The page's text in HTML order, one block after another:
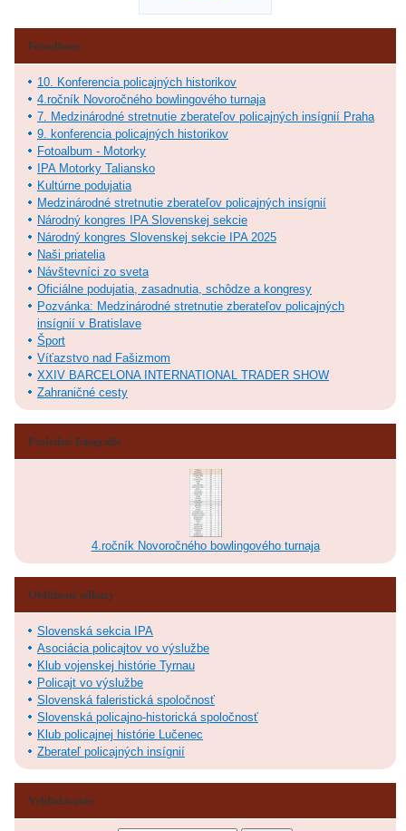
Fotoalbum
10. Konferencia policajných historikov
4.ročník Novoročného bowlingového turnaja
7. Medzinárodné stretnutie zberateľov policajných insígnií Praha
9. konferencia policajných historikov
Fotoalbum - Motorky
IPA Motorky Taliansko
Kultúrne podujatia
Medzinárodné stretnutie zberateľov policajných insígnií
Národný kongres IPA Slovenskej sekcie
Národný kongres Slovenskej sekcie IPA 2025
Naši priatelia
Návštevníci zo sveta
Oficiálne podujatia, zasadnutia, schôdze a kongresy
Pozvánka: Medzinárodné stretnutie zberateľov policajných
insígnií v Bratislave
Šport
Víťazstvo nad Fašizmom
XXIV BARCELONA INTERNATIONAL TRADER SHOW
Zahraničné cesty
Posledné fotografie
4.ročník Novoročného bowlingového turnaja
Obľúbené odkazy
Slovenská sekcia IPA
Asociácia policajtov vo výslužbe
Klub vojenskej histórie Tyrnau
Policajt vo výslužbe
Slovenská faleristická spoločnosť
Slovenská policajno-historická spoločnosť
Klub policajnej histórie Lučenec
Zberateľ policajných insígnií
Vyhľadávanie